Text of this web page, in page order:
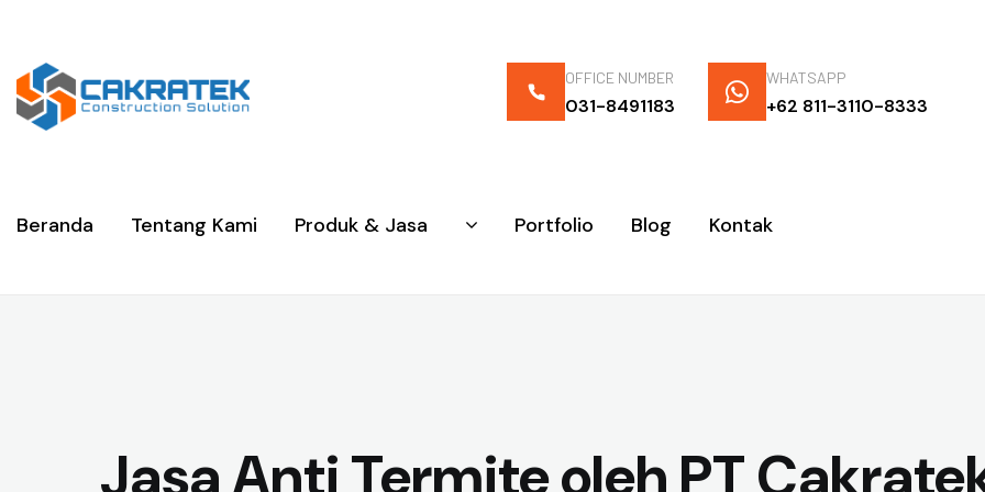
OFFICE NUMBER
031-8491183
WHATSAPP
+62 811-3110-8333
Beranda Tentang Kami Produk & Jasa Portfolio Blog Kontak